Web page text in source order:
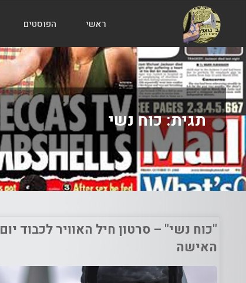
הבלוג
של
אודי
בורג
ראשי הפוסטים
תגית:כוח נשי
"כוח נשי" – סרטון חיל האוויר לכבוד יום
האישה